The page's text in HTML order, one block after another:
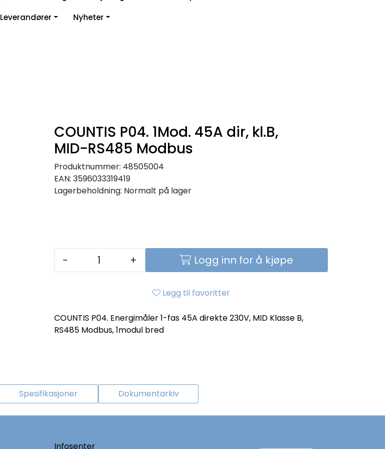
Leverandører Nyheter
COUNTIS P04. 1Mod. 45A dir, kl.B,
MID-RS485 Modbus
Produktnummer: 48505004
EAN: 3596033319419
Lagerbeholdning: Normalt på lager
- + Logg inn for å kjøpe
Legg til favoritter
COUNTIS P04. Energimåler 1-fas 45A direkte 230V, MID Klasse B,
RS485 Modbus, 1modul bred
Spesifikasjoner Dokumentarkiv
Infosenter